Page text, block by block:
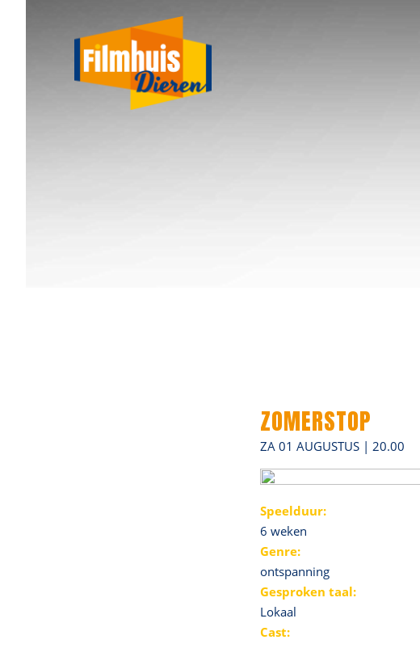
ZOMERSTOP
ZA 01 AUGUSTUS | 20.00
Speelduur:
6 weken
Genre:
ontspanning
Gesproken taal:
Lokaal
Cast: